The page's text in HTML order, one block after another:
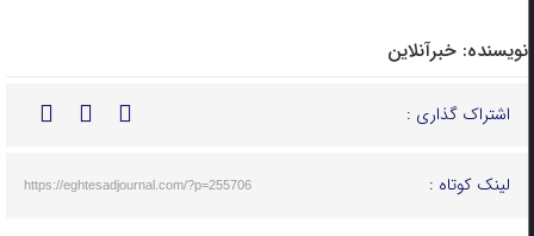
نویسنده: خبرآنلاین
اشتراک گذاری :
لینک کوتاه : https://eghtesadjournal.com/?p=255706